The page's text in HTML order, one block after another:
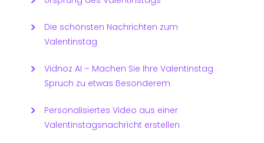
Die schönsten Nachrichten zum
Valentinstag
Vidnoz AI – Machen Sie Ihre Valentinstag
Spruch zu etwas Besonderem
Personalisiertes Video aus einer
Valentinstagsnachricht erstellen